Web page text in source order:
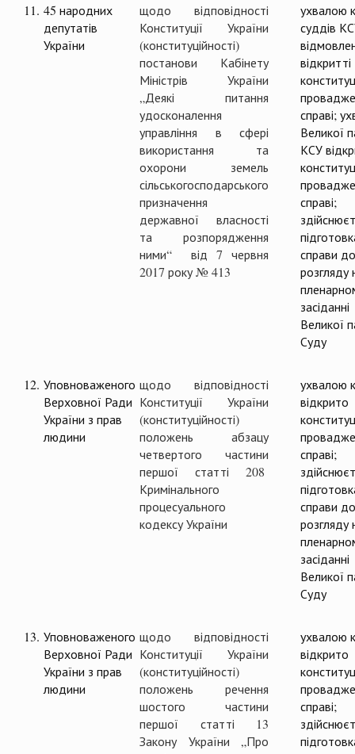
11. 45 народних
депутатів
України
щодо відповідності
Конституції України
(конституційності)
постанови Кабінету
Міністрів України
„Деякі питання
удосконалення
управління в сфері
використання та
охорони земель
сільськогосподарського
призначення
державної власності
та розпорядження
ними“ від 7 червня
2017 року № 413
ухвалою
суддів
відкритті
справі;
Великої
КСУ
справі;
справи до
розгляду
засіданні
Великої
Суду
12. Уповноваженого
Верховної Ради
України з прав
людини
щодо відповідності
Конституції України
(конституційності)
положень абзацу
четвертого частини
першої статті 208
Кримінального
процесуального
кодексу України
ухвалою
відкрито
справі;
справи до
розгляду
засіданні
Великої
Суду
13. Уповноваженого
Верховної Ради
України з прав
людини
щодо відповідності
Конституції України
(конституційності)
положень речення
шостого частини
першої статті 13
Закону України „Про
ухвалою
справі;